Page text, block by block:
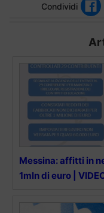
Condividi
Messina: affitti in
1mln di euro |